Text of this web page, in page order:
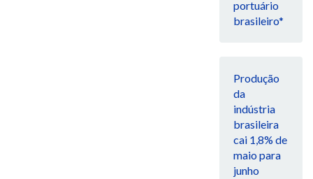
portuário
brasileiro*
Produção
da
indústria
brasileira
cai 1,8% de
maio para
junho